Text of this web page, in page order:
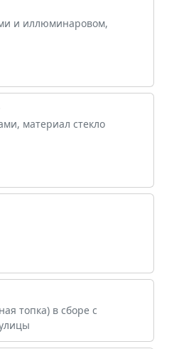
и иллюминаровом,
материал стекло
топка) в сборе с